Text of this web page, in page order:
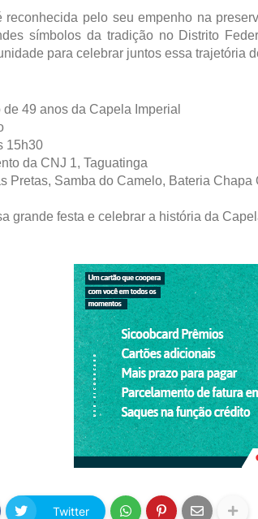
reconhecida pelo seu empenho na
símbolos da tradição no Distrito
para celebrar juntos essa trajetória
49 anos da Capela Imperial
15h30
da CNJ 1, Taguatinga
Pretas, Samba do Camelo, Bateria Chapa
grande festa e celebrar a história da
Twitter